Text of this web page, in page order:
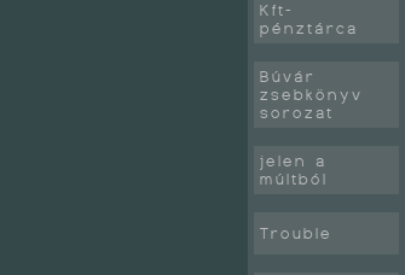
Kft-
pénztárca
Búvár
zsebkönyv
sorozat
jelen a
múltból
Trouble